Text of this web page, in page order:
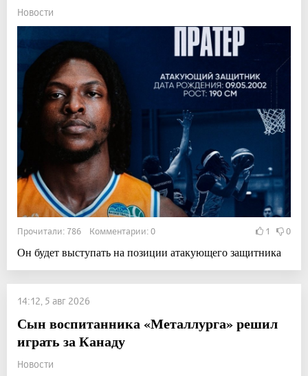
Новости
Прочитали: 786 Комментарии: 0 1 0
Он будет выступать на позиции атакующего защитника
14:12, 5 авг 2026
Сын воспитанника «Металлурга» решил
играть за Канаду
Новости